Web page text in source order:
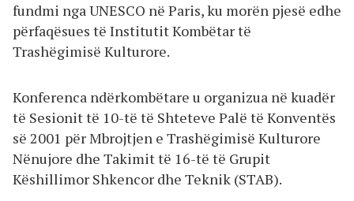
fundmi nga UNESCO në Paris, ku morën pjesë edhe
përfaqësues të Institutit Kombëtar të
Trashëgimisë Kulturore.
Konferenca ndërkombëtare u organizua në kuadër
të Sesionit të 10-të të Shteteve Palë të Konventës
së 2001 për Mbrojtjen e Trashëgimisë Kulturore
Nënujore dhe Takimit të 16-të të Grupit
Këshillimor Shkencor dhe Teknik (STAB).